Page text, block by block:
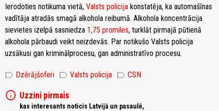
Ierodoties notikuma vietā, Valsts policija konstatēja, ka automašīnas
vadītāja atradās smagā alkohola reibumā. Alkohola koncentrācija
sievietes izelpā sasniedza 1,75 promiles, turklāt pirmajā pūtienā
alkohola pārbaudi veikt neizdevās. Par notikušo Valsts policija
uzsākusi gan kriminālprocesu, gan administratīvo procesu.
label Dzērājšoferi label Valsts policija label CSN
info Uzzini pirmais
kas interesants noticis Latvijā un pasaulē,